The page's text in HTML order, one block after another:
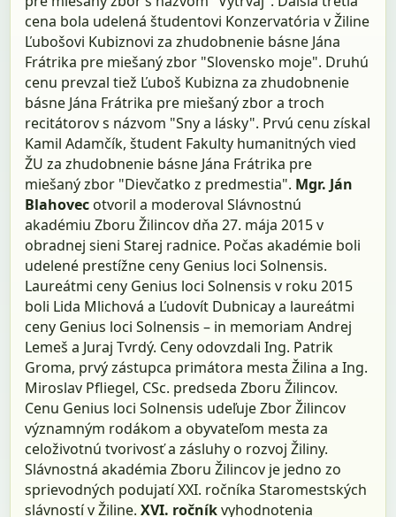
cena bola udelená študentovi Konzervatória v Žiline
Ľubošovi Kubiznovi za zhudobnenie básne Jána
Frátrika pre miešaný zbor "Slovensko moje". Druhú
cenu prevzal tiež Ľuboš Kubizna za zhudobnenie
básne Jána Frátrika pre miešaný zbor a troch
recitátorov s názvom "Sny a lásky". Prvú cenu získal
Kamil Adamčík, študent Fakulty humanitných vied
ŽU za zhudobnenie básne Jána Frátrika pre
miešaný zbor "Dievčatko z predmestia". Mgr. Ján
Blahovec otvoril a moderoval Slávnostnú
akadémiu Zboru Žilincov dňa 27. mája 2015 v
obradnej sieni Starej radnice. Počas akadémie boli
udelené prestížne ceny Genius loci Solnensis.
Laureátmi ceny Genius loci Solnensis v roku 2015
boli Lida Mlichová a Ľudovít Dubnicay a laureátmi
ceny Genius loci Solnensis – in memoriam Andrej
Lemeš a Juraj Tvrdý. Ceny odovzdali Ing. Patrik
Groma, prvý zástupca primátora mesta Žilina a Ing.
Miroslav Pfliegel, CSc. predseda Zboru Žilincov.
Cenu Genius loci Solnensis udeľuje Zbor Žilincov
významným rodákom a obyvateľom mesta za
celoživotnú tvorivosť a zásluhy o rozvoj Žiliny.
Slávnostná akadémia Zboru Žilincov je jedno zo
sprievodných podujatí XXI. ročníka Staromestských
slávností v Žiline.XVI. ročníkvyhodnotenia